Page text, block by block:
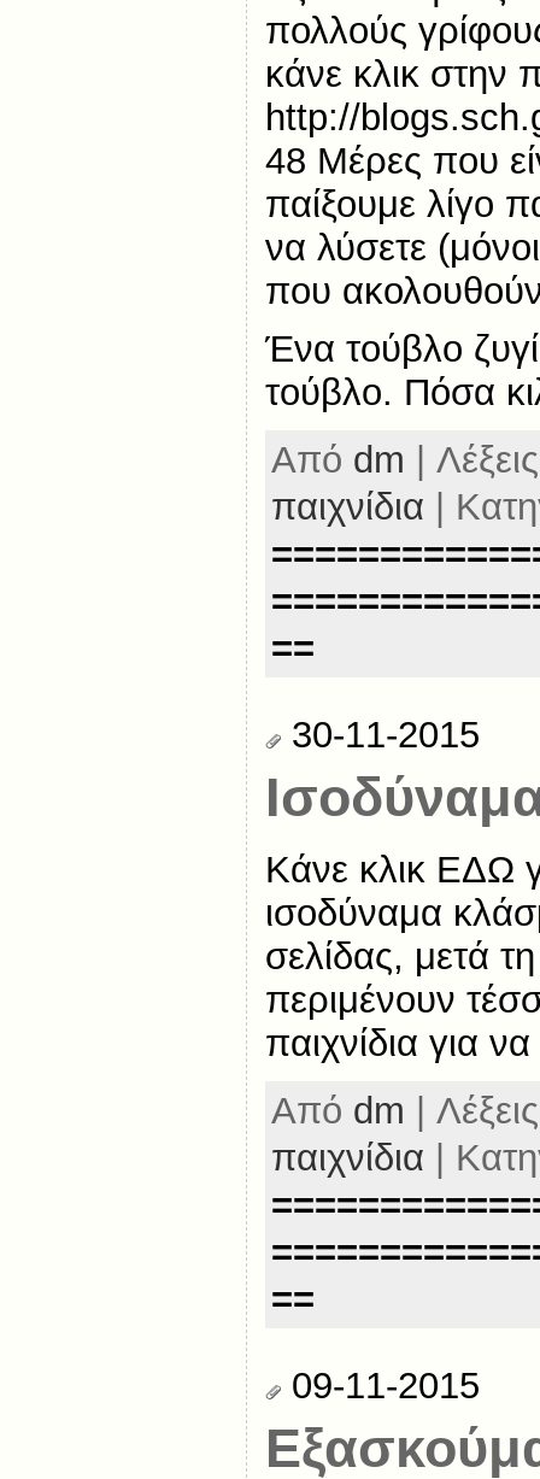
πολλούς
κάνε κλικ στην
http://
48 Μέρες που
παίξουμε λίγο
να λύσετε
που
Ένα τούβλο
τούβλο. Πόσα
Από dm |
παιχνίδια |
==
30-11-2015
Κάνε κλικ ΕΔΩ
ισοδύναμα
σελίδας, μετά
περιμένουν
παιχνίδια για
Από dm |
παιχνίδια |
==
09-11-2015